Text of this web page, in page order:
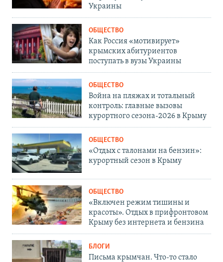
Украины
ОБЩЕСТВО
Как Россия «мотивирует»
крымских абитуриентов
поступать в вузы Украины
ОБЩЕСТВО
Война на пляжах и тотальный
контроль: главные вызовы
курортного сезона-2026 в Крыму
ОБЩЕСТВО
«Отдых с талонами на бензин»:
курортный сезон в Крыму
ОБЩЕСТВО
«Включен режим тишины и
красоты». Отдых в прифронтовом
Крыму без интернета и бензина
БЛОГИ
Письма крымчан. Что-то стало